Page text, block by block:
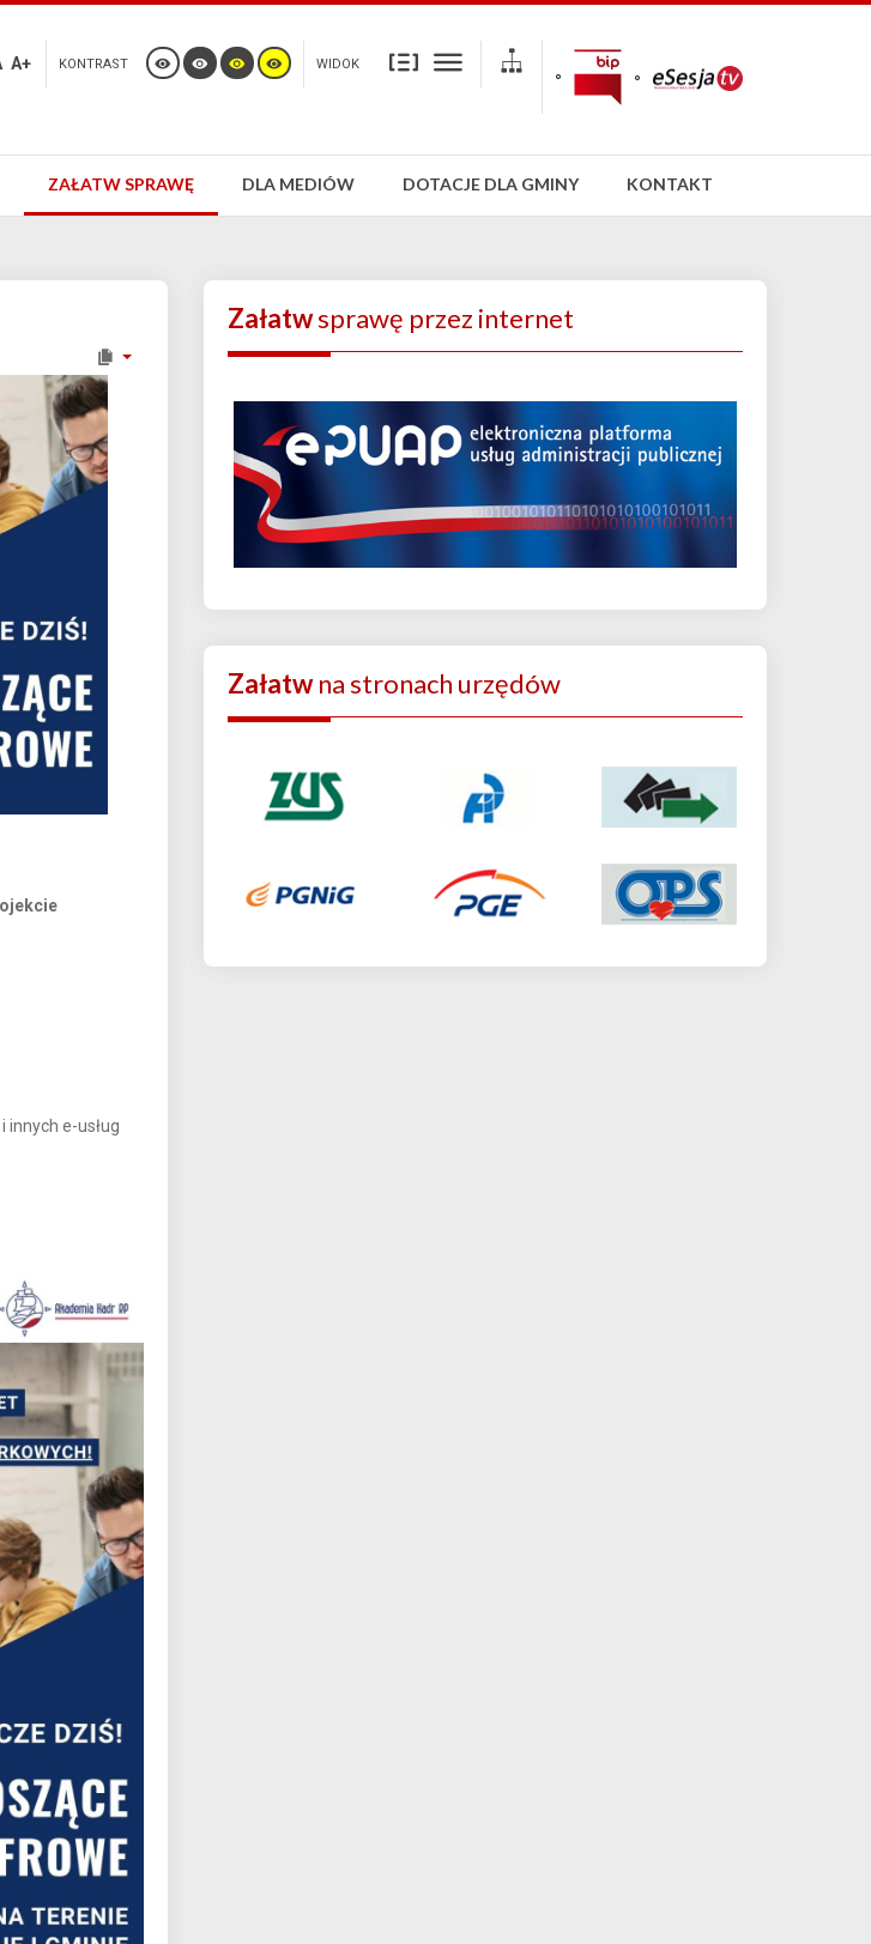
A+ KONTRAST WIDOK
ZAŁATW SPRAWĘ DLA MEDIÓW DOTACJE DLA GMINY KONTAKT
innych e-usług
Załatwsprawę przez internet
Załatwna stronach urzędów